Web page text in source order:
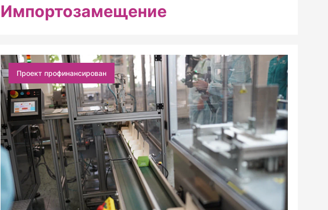
Импортозамещение
Проект профинансирован